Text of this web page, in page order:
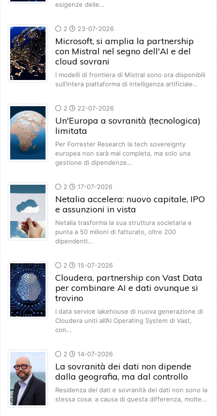
esigenze delle…
2 23-07-2026
Microsoft, si amplia la partnership
con Mistral nel segno dell'AI e del
cloud sovrani
I modelli di frontiera di Mistral sono ora disponibili
sull’intera piattaforma di intelligenza artificiale…
2 22-07-2026
Un'Europa a sovranità (tecnologica)
limitata
Per Forrester Research la tech sovereignty
europea non sarà mai completa, ma solo una
gestione di dipendenze…
2 17-07-2026
Netalia accelera: nuovo capitale, IPO
e assunzioni in vista
Netalia trasforma la sua struttura societaria e
punta a 50 milioni di fatturato, oltre 200
dipendenti…
2 15-07-2026
Cloudera, partnership con Vast Data
per combinare AI e dati ovunque si
trovino
I data service lakehouse di nuova generazione di
Cloudera uniti all’AI Operating System di Vast,
con…
2 14-07-2026
La sovranità dei dati non dipende
dalla geografia, ma dal controllo
Residenza dei dati e sovranità dei dati non sono la
stessa cosa: a causa di questa differenza, molte…